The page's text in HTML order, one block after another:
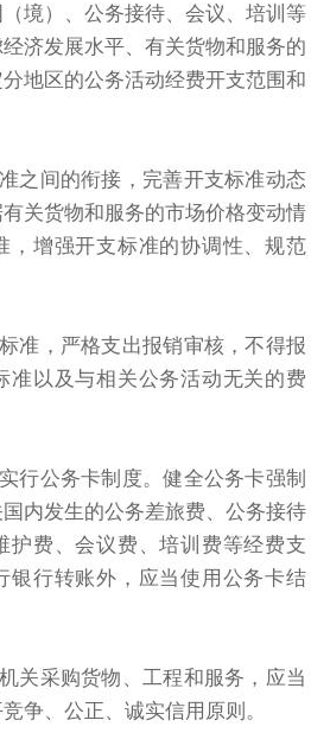
境）、公务接待、会议、培训等
济发展水平、有关货物和服务的
地区的公务活动经费开支范围和
之间的衔接，完善开支标准动态
关货物和服务的市场价格变动情
，增强开支标准的协调性、规范
准，严格支出报销审核，不得报
准以及与相关公务活动无关的费
行公务卡制度。健全公务卡强制
内发生的公务差旅费、公务接待
护费、会议费、培训费等经费支
银行转账外，应当使用公务卡结
关采购货物、工程和服务，应当
争、公正、诚实信用原则。